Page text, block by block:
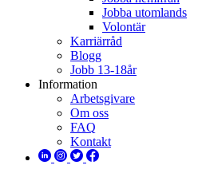
Jobba utomlands
Volontär
Karriärråd
Blogg
Jobb 13-18år
Information
Arbetsgivare
Om oss
FAQ
Kontakt